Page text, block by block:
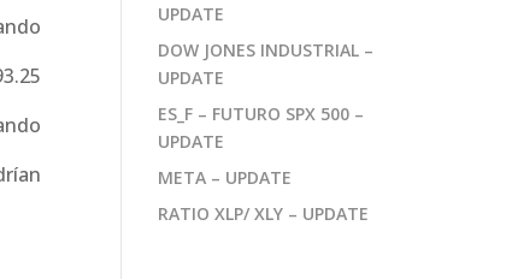
UPDATE
DOW JONES INDUSTRIAL –
UPDATE
ES_F – FUTURO SPX 500 –
UPDATE
META – UPDATE
RATIO XLP/ XLY – UPDATE